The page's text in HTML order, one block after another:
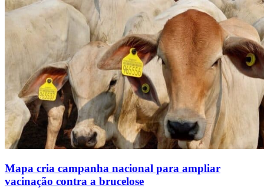
Mapa cria campanha nacional para ampliar
vacinação contra a brucelose